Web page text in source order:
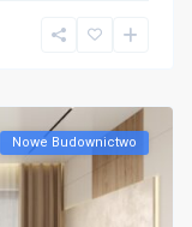
Nowe Budownictwo